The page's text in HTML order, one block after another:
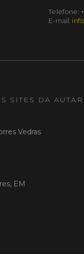
Telefone:
E-mail:
SITES DA
Vedras
EM